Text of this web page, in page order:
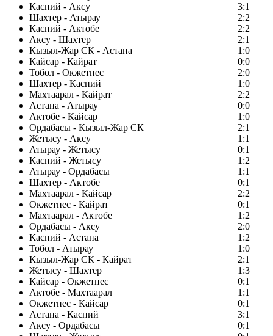
Каспий - Аксу
3:1
Шахтер - Атырау
2:2
Каспий - Актобе
2:2
Аксу - Шахтер
2:1
Кызыл-Жар СК - Астана
1:0
Кайсар - Кайрат
0:0
Тобол - Окжетпес
2:0
Шахтер - Каспий
1:0
Махтаарал - Кайрат
2:2
Астана - Атырау
0:0
Актобе - Кайсар
1:0
Ордабасы - Кызыл-Жар СК
2:1
Жетысу - Аксу
1:1
Атырау - Жетысу
0:1
Каспий - Жетысу
1:2
Атырау - Ордабасы
1:1
Шахтер - Актобе
0:1
Махтаарал - Кайсар
2:2
Окжетпес - Кайрат
0:1
Махтаарал - Актобе
1:2
Ордабасы - Аксу
2:0
Каспий - Астана
1:2
Тобол - Атырау
1:0
Кызыл-Жар СК - Кайрат
2:1
Жетысу - Шахтер
1:3
Кайсар - Окжетпес
0:1
Актобе - Махтаарал
1:1
Окжетпес - Кайсар
0:1
Астана - Каспий
3:1
Аксу - Ордабасы
0:1